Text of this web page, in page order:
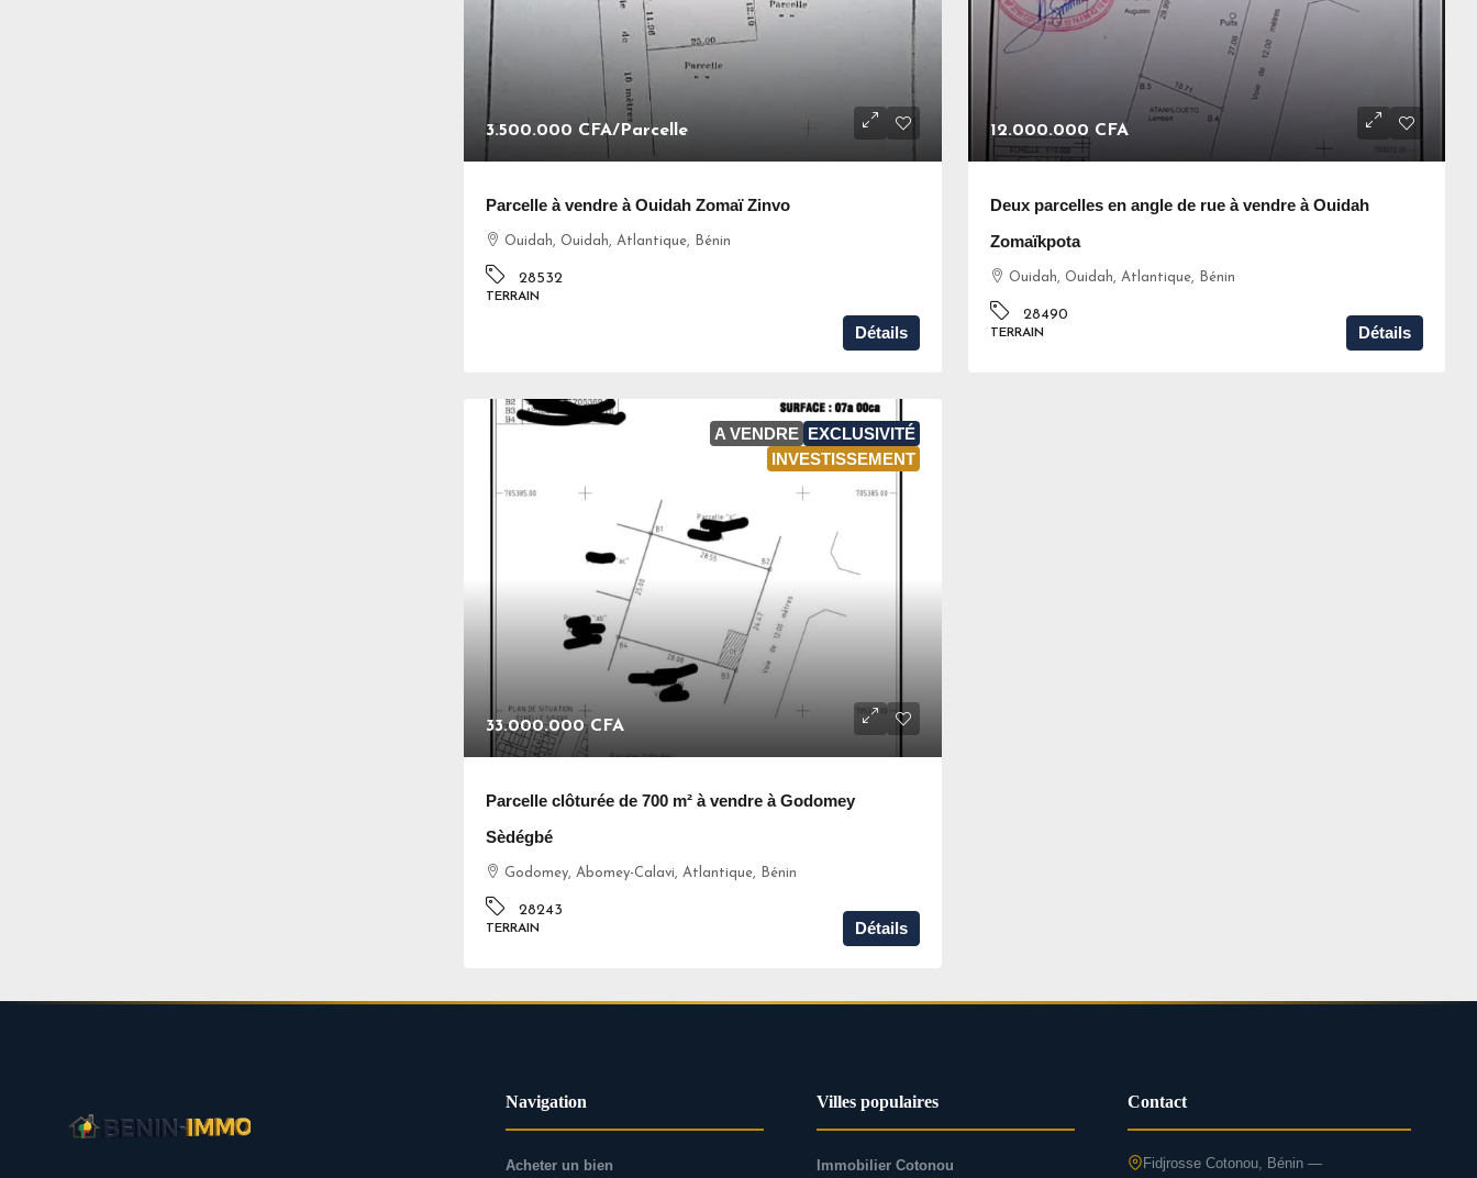
3.500.000 CFA/Parcelle
Parcelle à vendre à Ouidah Zomaï Zinvo
Ouidah, Ouidah, Atlantique, Bénin
28532
TERRAIN
Détails
12.000.000 CFA
Deux parcelles en angle de rue à vendre à Ouidah
Zomaïkpota
Ouidah, Ouidah, Atlantique, Bénin
28490
TERRAIN Détails
A VENDRE EXCLUSIVITÉ
INVESTISSEMENT
33.000.000 CFA
Parcelle clôturée de 700 m² à vendre à Godomey
Sèdégbé
Godomey, Abomey-Calavi, Atlantique, Bénin
28243
TERRAIN Détails
Navigation
Acheter un bien
Villes populaires
Immobilier Cotonou
Contact
Fidjrosse Cotonou, Bénin —